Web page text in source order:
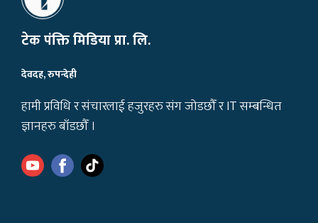
टेक पंक्ति मिडिया प्रा. लि.
देवदह, रुपन्देही
हामी प्रविधि र संचारलाई हजुरहरु संग जोडछौँ र IT सम्बन्धित
ज्ञानहरु बाँडछौँ ।